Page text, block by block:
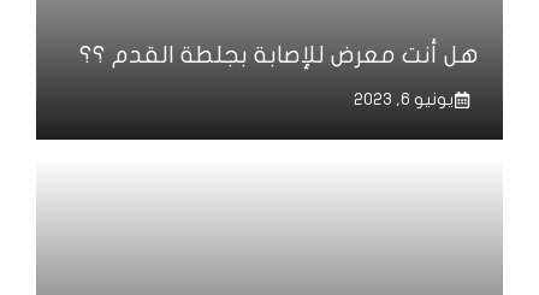
هل أنت معرض للإصابة بجلطة القدم ؟؟
يونيو 6, 2023